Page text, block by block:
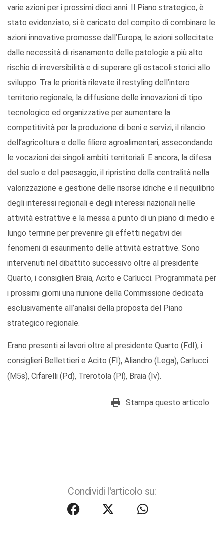
varie azioni per i prossimi dieci anni. Il Piano strategico, è
stato evidenziato, si è caricato del compito di combinare le
azioni innovative promosse dall’Europa, le azioni sollecitate
dalle necessità di risanamento delle patologie a più alto
rischio di irreversibilità e di superare gli ostacoli storici allo
sviluppo. Tra le priorità rilevate il restyling dell’intero
territorio regionale, la diffusione delle innovazioni di tipo
tecnologico ed organizzative per aumentare la
competitività per la produzione di beni e servizi, il rilancio
dell’agricoltura e delle filiere agroalimentari, assecondando
le vocazioni dei singoli ambiti territoriali. E ancora, la difesa
del suolo e del paesaggio, il ripristino della centralità nella
valorizzazione e gestione delle risorse idriche e il riequilibrio
degli interessi regionali e degli interessi nazionali nelle
attività estrattive e la messa a punto di un piano di medio e
lungo termine per prevenire gli effetti negativi dei
fenomeni di esaurimento delle attività estrattive. Sono
intervenuti nel dibattito successivo oltre al presidente
Quarto, i consiglieri Braia, Acito e Carlucci. Programmata per
i prossimi giorni una riunione della Commissione dedicata
esclusivamente all’analisi della proposta del Piano
strategico regionale.
Erano presenti ai lavori oltre al presidente Quarto (FdI), i
consiglieri Bellettieri e Acito (FI), Aliandro (Lega), Carlucci
(M5s), Cifarelli (Pd), Trerotola (Pl), Braia (Iv).
Stampa questo articolo
Condividi l'articolo su: